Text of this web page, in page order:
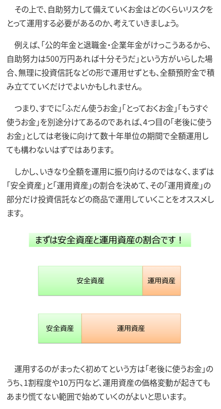
その上で、自助努力して備えていくお金はどのくらいリスクを
とって運用する必要があるのか、考えていきましょう。
例えば、「公的年金と退職金・企業年金がけっこうあるから、
自助努力は500万円あれば十分そうだ」という方がいらした場
合、無理に投資信託などの形で運用せずとも、全額預貯金で積
み立てていくだけでよいかもしれません。
つまり、すでに「ふだん使うお金」「とっておくお金」「もうすぐ
使うお金」を別途分けてあるのであれば、4つ目の「老後に使う
お金」としては老後に向けて数十年単位の期間で全額運用し
ても構わないはずではあります。
しかし、いきなり全額を運用に振り向けるのではなく、まずは
「安全資産」と「運用資産」の割合を決めて、その「運用資産」の
部分だけ投資信託などの商品で運用していくことをオススメし
ます。
運用するのがまったく初めてという方は「老後に使うお金」の
うち、1割程度や10万円など、運用資産の価格変動が起きても
あまり慌てない範囲で始めていくのがよいと思います。